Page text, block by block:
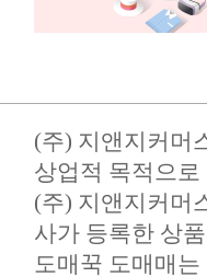
(주) 지앤지커머
상업적 목적으
(주) 지앤지커머
사가 등록한 상
도매꾹 도매매